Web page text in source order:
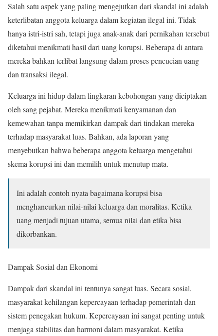
Salah satu aspek yang paling mengejutkan dari skandal ini adalah
keterlibatan anggota keluarga dalam kegiatan ilegal ini. Tidak
hanya istri-istri sah, tetapi juga anak-anak dari pernikahan tersebut
diketahui menikmati hasil dari uang korupsi. Beberapa di antara
mereka bahkan terlibat langsung dalam proses pencucian uang
dan transaksi ilegal.
Keluarga ini hidup dalam lingkaran kebohongan yang diciptakan
oleh sang pejabat. Mereka menikmati kenyamanan dan
kemewahan tanpa memikirkan dampak dari tindakan mereka
terhadap masyarakat luas. Bahkan, ada laporan yang
menyebutkan bahwa beberapa anggota keluarga mengetahui
skema korupsi ini dan memilih untuk menutup mata.
Ini adalah contoh nyata bagaimana korupsi bisa
menghancurkan nilai-nilai keluarga dan moralitas. Ketika
uang menjadi tujuan utama, semua nilai dan etika bisa
dikorbankan.
Dampak Sosial dan Ekonomi
Dampak dari skandal ini tentunya sangat luas. Secara sosial,
masyarakat kehilangan kepercayaan terhadap pemerintah dan
sistem penegakan hukum. Kepercayaan ini sangat penting untuk
menjaga stabilitas dan harmoni dalam masyarakat. Ketika